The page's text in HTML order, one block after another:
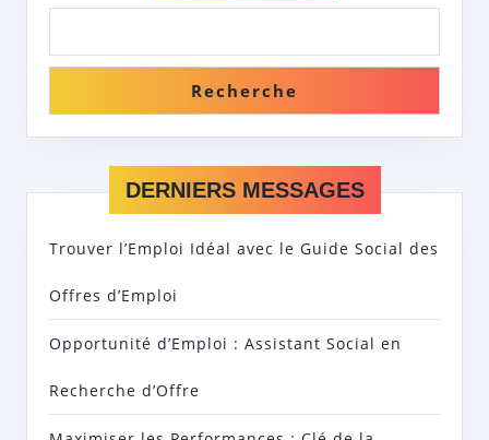
Recherche
DERNIERS MESSAGES
Trouver l’Emploi Idéal avec le Guide Social des
Offres d’Emploi
Opportunité d’Emploi : Assistant Social en
Recherche d’Offre